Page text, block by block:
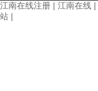
江南在线注册 | 江南在线 |
站 |